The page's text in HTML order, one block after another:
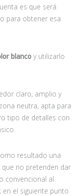
es que será
para obtener esa
blanco y utilizarlo
claro, amplio y
neutra, apta para
tipo de detalles con
resultado una
no pretenden dar
convencional al
en el siguiente punto